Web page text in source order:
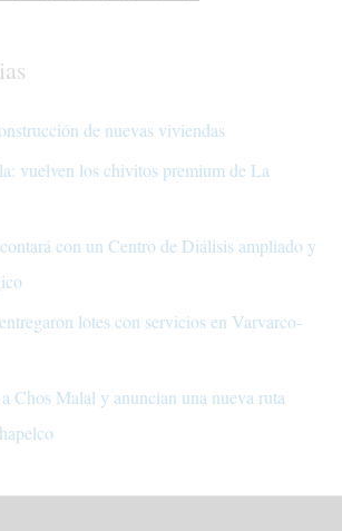
de nuevas viviendas
vuelven los chivitos premium de La
con un Centro de Diálisis ampliado y
lotes con servicios en Varvarco-
Chos Malal y anuncian una nueva ruta